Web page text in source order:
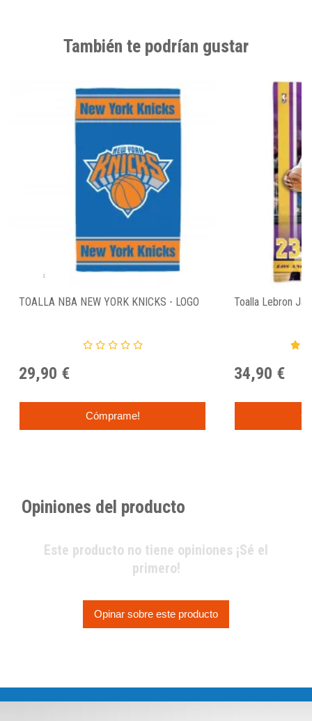
También te podrían gustar
TOALLA NBA NEW YORK KNICKS - LOGO
29,90 €
Cómprame!
Toalla Lebron
34,90 €
Opiniones del producto
Este producto no tiene opiniones ¡Sé el
primero!
Opinar sobre este producto